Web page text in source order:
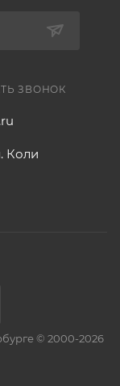
ЗВОНОК
Коли
© 2000-2026